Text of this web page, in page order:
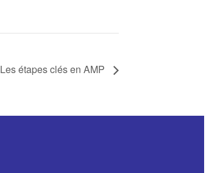
Les étapes clés en AMP